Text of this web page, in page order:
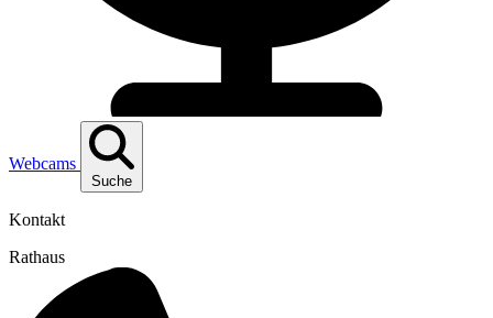
Webcams
Suche
Kontakt
Rathaus